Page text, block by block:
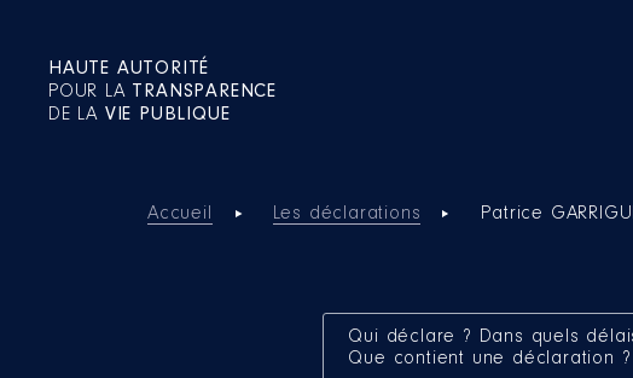
HAUTE AUTORITÉ
POUR LA TRANSPARENCE
DE LA VIE PUBLIQUE
Accueil Les déclarations Patrice
Qui déclare ? Dans quels
Que contient une déclaration ?